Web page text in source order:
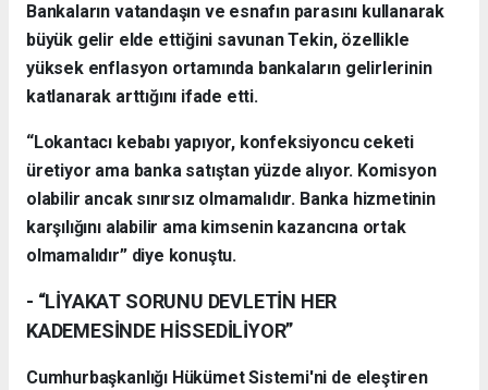
Bankaların vatandaşın ve esnafın parasını kullanarak
büyük gelir elde ettiğini savunan Tekin, özellikle
yüksek enflasyon ortamında bankaların gelirlerinin
katlanarak arttığını ifade etti.
“Lokantacı kebabı yapıyor, konfeksiyoncu ceketi
üretiyor ama banka satıştan yüzde alıyor. Komisyon
olabilir ancak sınırsız olmamalıdır. Banka hizmetinin
karşılığını alabilir ama kimsenin kazancına ortak
olmamalıdır” diye konuştu.
- “LİYAKAT SORUNU DEVLETİN HER
KADEMESİNDE HİSSEDİLİYOR”
Cumhurbaşkanlığı Hükümet Sistemi'ni de eleştiren